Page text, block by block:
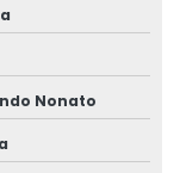
Nonato